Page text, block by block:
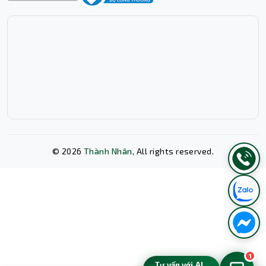
Hỗ trợ VPN đa dạng, khả năng quản trị toàn
© 2026 Thành Nhân, All rights reserved.
1